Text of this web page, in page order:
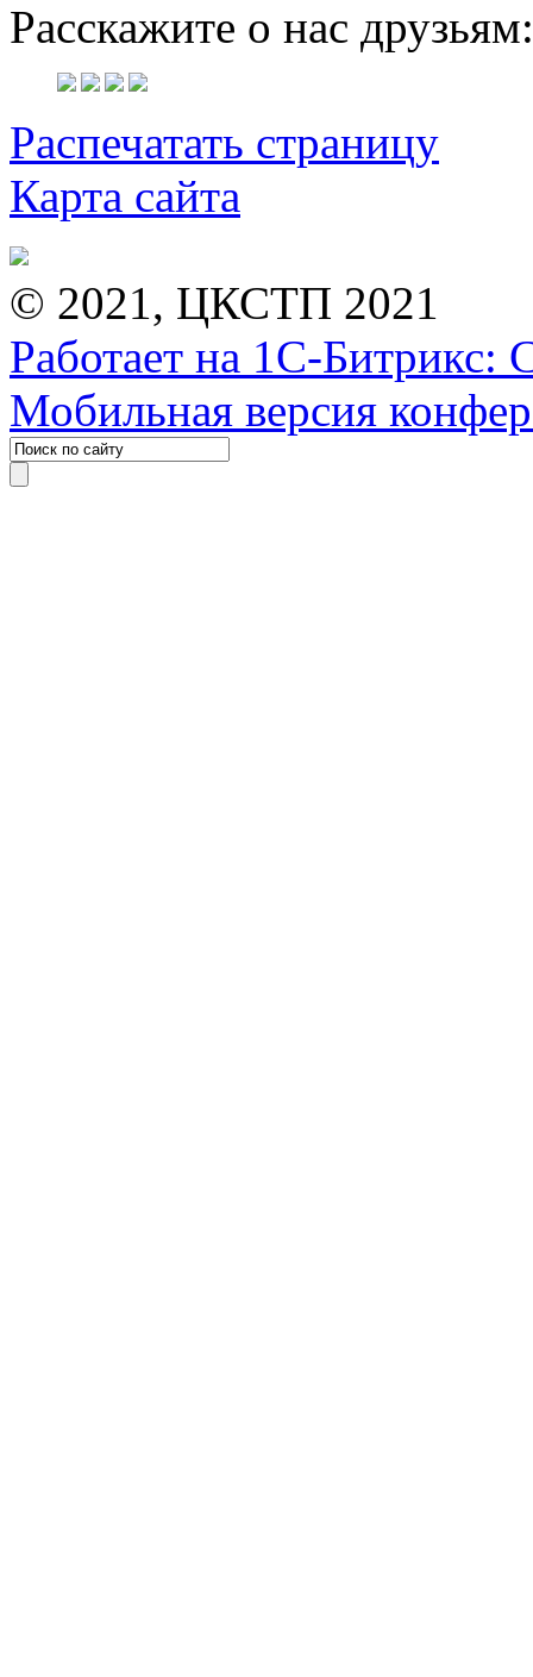
Расскажите о нас друзьям:
Распечатать страницу
Карта сайта
© 2021, ЦКСТП 2021
Работает на 1С-Битрикс:
Мобильная версия